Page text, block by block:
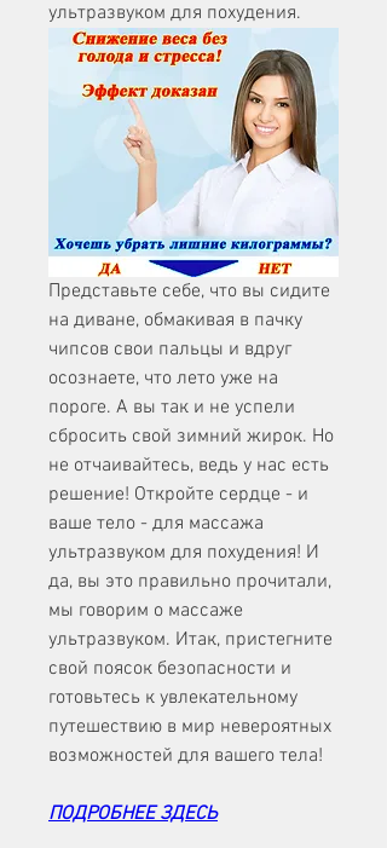
ультразвуком для похудения.
Представьте себе, что вы сидите
на диване, обмакивая в пачку
чипсов свои пальцы и вдруг
осознаете, что лето уже на
пороге. А вы так и не успели
сбросить свой зимний жирок. Но
не отчаивайтесь, ведь у нас есть
решение! Откройте сердце - и
ваше тело - для массажа
ультразвуком для похудения! И
да, вы это правильно прочитали,
мы говорим о массаже
ультразвуком. Итак, пристегните
свой поясок безопасности и
готовьтесь к увлекательному
путешествию в мир невероятных
возможностей для вашего тела!
ПОДРОБНЕЕ ЗДЕСЬ